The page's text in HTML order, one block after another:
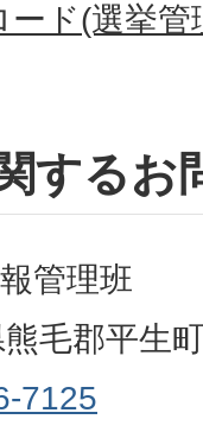
ド(選挙管
するお
管理班
毛郡平生
7125